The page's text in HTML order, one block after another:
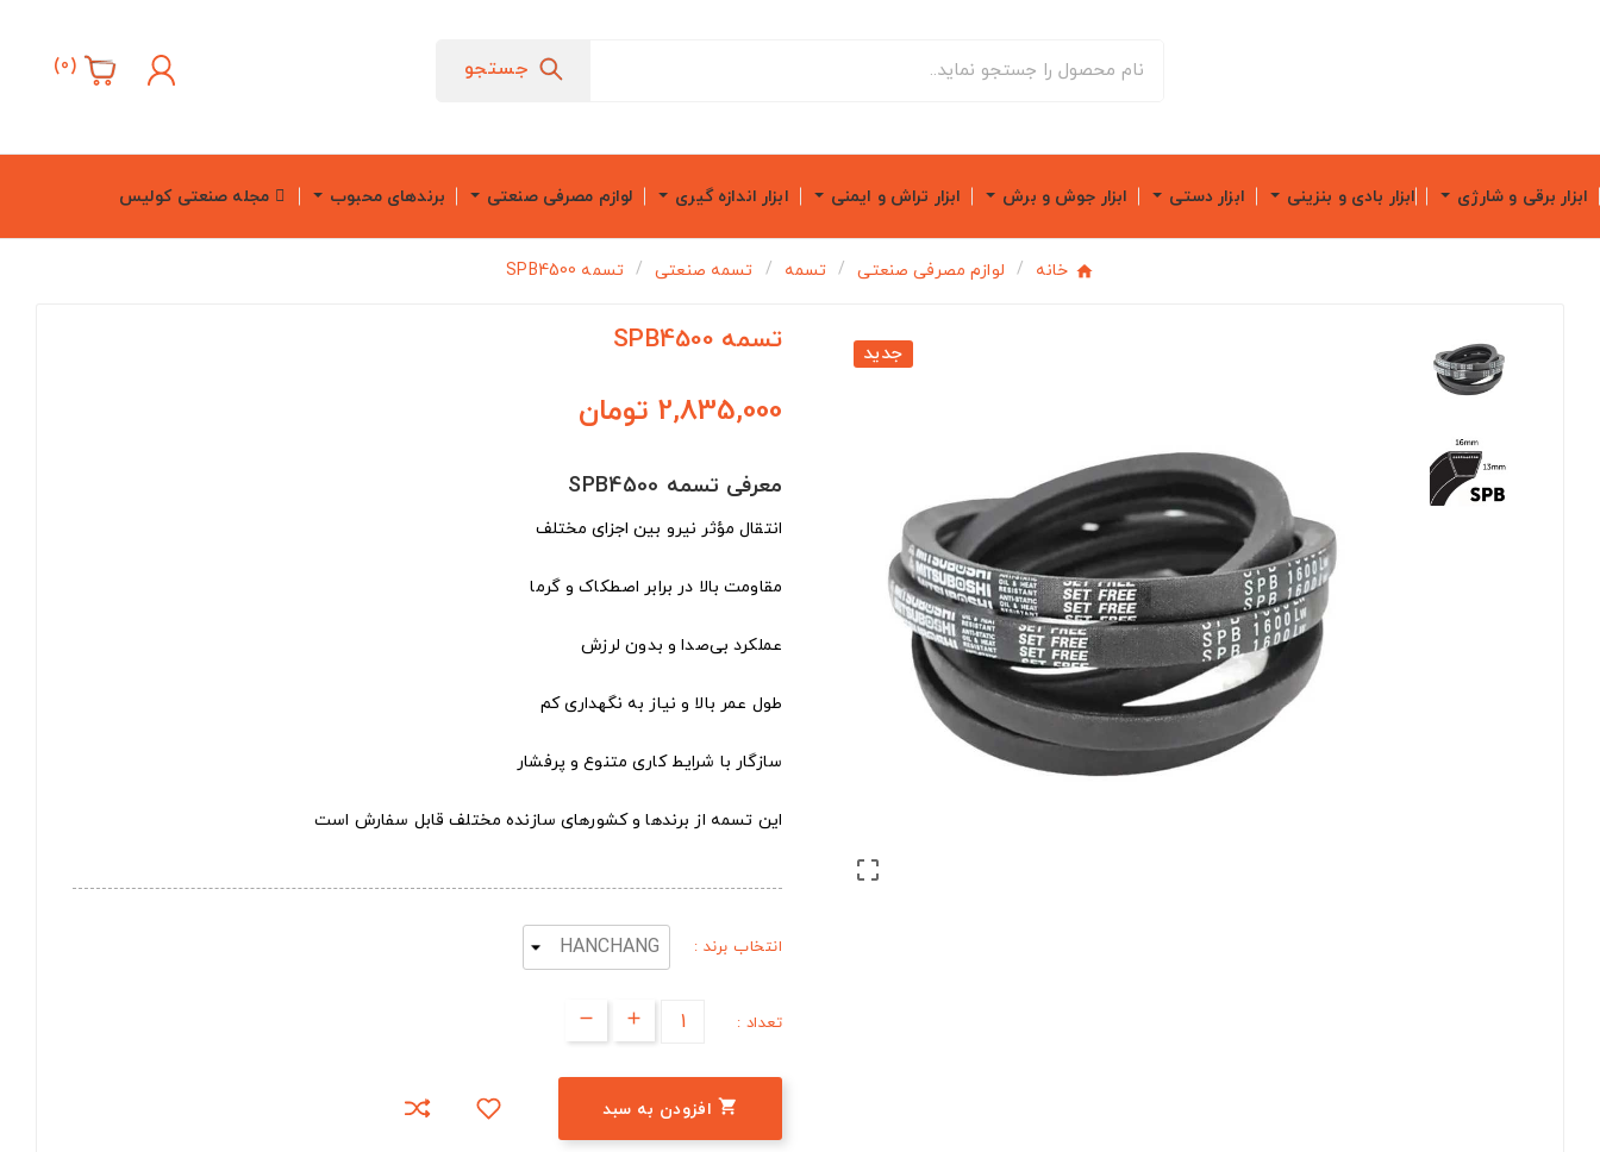
جستجو (
0
)
ابزار برقی و شارژی ابزار بادی و بنزینی ابزار دستی ابزار جوش و برش ابزار تراش و ایمنی ابزار اندازه گیری لوازم مصرفی صنعتی برندهای محبوب مجله صنعتی کولیس
خانه لوازم مصرفی صنعتی تسمه تسمه صنعتی تسمه SPB4500
جدید

تسمه SPB4500
2,835,000 تومان
معرفی تسمه SPB4500
انتقال مؤثر نیرو بین اجزای مختلف
مقاومت بالا در برابر اصطکاک و گرما
عملکرد بی‌صدا و بدون لرزش
طول عمر بالا و نیاز به نگهداری کم
سازگار با شرایط کاری متنوع و پرفشار
این تسمه از برندها و کشورهای سازنده مختلف قابل سفارش است
انتخاب برند :
تعداد :
 افزودن به سبد